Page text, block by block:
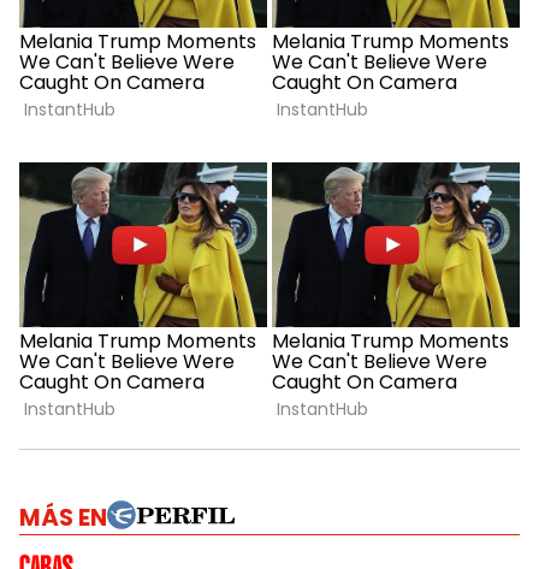
MÁS EN